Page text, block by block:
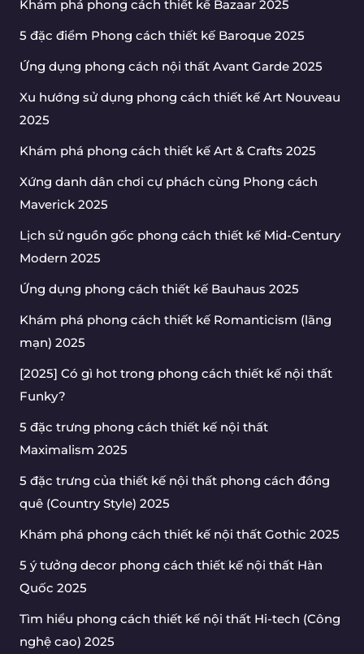
Khám phá phong cách thiết kế Bazaar 2025
5 đặc điểm Phong cách thiết kế Baroque 2025
Ứng dụng phong cách nội thất Avant Garde 2025
Xu hướng sử dụng phong cách thiết kế Art Nouveau
2025
Khám phá phong cách thiết kế Art & Crafts 2025
Xứng danh dân chơi cự phách cùng Phong cách
Maverick 2025
Lịch sử nguồn gốc phong cách thiết kế Mid-Century
Modern 2025
Ứng dụng phong cách thiết kế Bauhaus 2025
Khám phá phong cách thiết kế Romanticism (lãng
mạn) 2025
[2025] Có gì hot trong phong cách thiết kế nội thất
Funky?
5 đặc trưng phong cách thiết kế nội thất
Maximalism 2025
5 đặc trưng của thiết kế nội thất phong cách đồng
quê (Country Style) 2025
Khám phá phong cách thiết kế nội thất Gothic 2025
5 ý tưởng decor phong cách thiết kế nội thất Hàn
Quốc 2025
Tìm hiểu phong cách thiết kế nội thất Hi-tech (Công
nghệ cao) 2025